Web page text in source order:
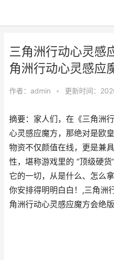
三角洲行动心灵感
角洲行动心灵感应
作者： admin • 更新时间：
摘要：家人们，在《三角洲
心灵感应魔方，那绝对是欧
物资不仅颜值在线，更是兼
性，堪称游戏里的 “顶级硬
它的一切，从是什么、怎么
你安排得明明白白！,三角洲
角洲行动心灵感应魔方会绝